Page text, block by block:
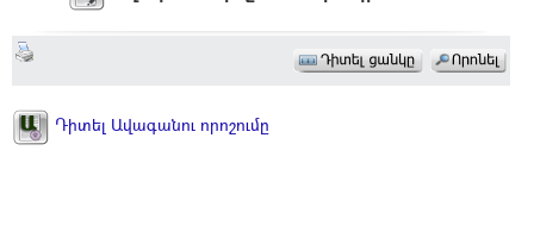
Դիտել Ավագանու որոշումը